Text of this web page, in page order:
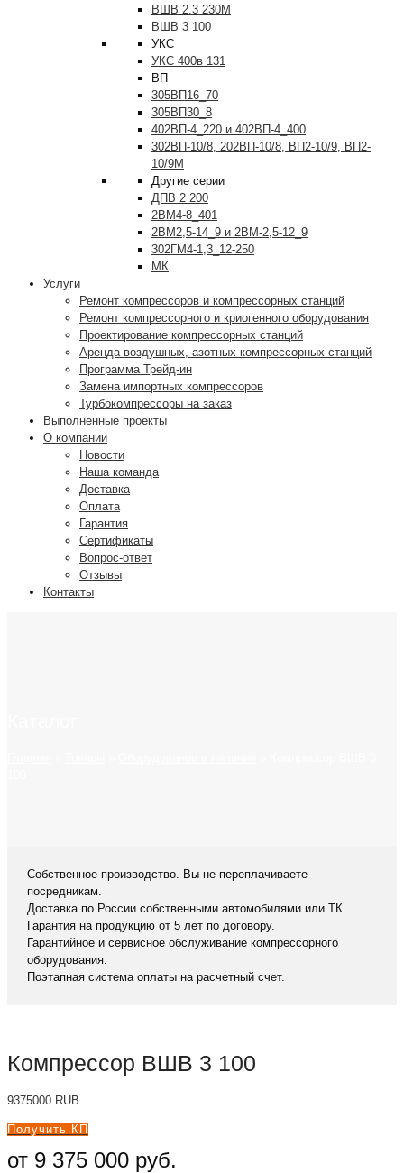
ВШВ 2.3 230М
ВШВ 3 100
УКС
УКС 400в 131
ВП
305ВП16_70
305ВП30_8
402ВП-4_220 и 402ВП-4_400
302ВП-10/8, 202ВП-10/8, ВП2-10/9, ВП2-
10/9М
Другие серии
ДПВ 2 200
2ВМ4-8_401
2ВМ2,5-14_9 и 2ВМ-2,5-12_9
302ГМ4-1,3_12-250
МК
Услуги
Ремонт компрессоров и компрессорных станций
Ремонт компрессорного и криогенного оборудования
Проектирование компрессорных станций
Аренда воздушных, азотных компрессорных станций
Программа Трейд-ин
Замена импортных компрессоров
Турбокомпрессоры на заказ
Выполненные проекты
О компании
Новости
Наша команда
Доставка
Оплата
Гарантия
Сертификаты
Вопрос-ответ
Отзывы
Контакты
Собственное производство. Вы не переплачиваете
посредникам.
Доставка по России собственными автомобилями или ТК.
Гарантия на продукцию от 5 лет по договору.
Гарантийное и сервисное обслуживание компрессорного
оборудования.
Поэтапная система оплаты на расчетный счет.
Компрессор ВШВ 3 100
9375000 RUB
Получить КП
от 9 375 000 руб.